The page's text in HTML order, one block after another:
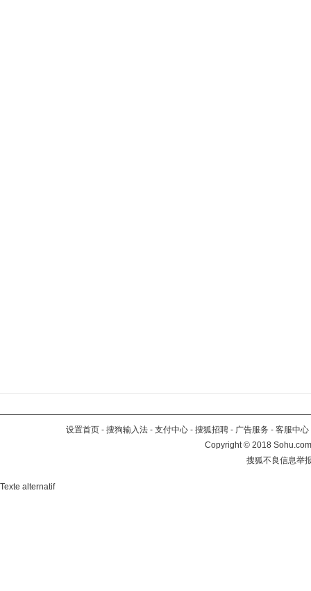
设置首页 - 搜狗输入法 - 支付中心 - 搜狐招聘 - 广告服务 - 客服中心
Copyright©2018
搜狐不良信息举
Texte alternatif